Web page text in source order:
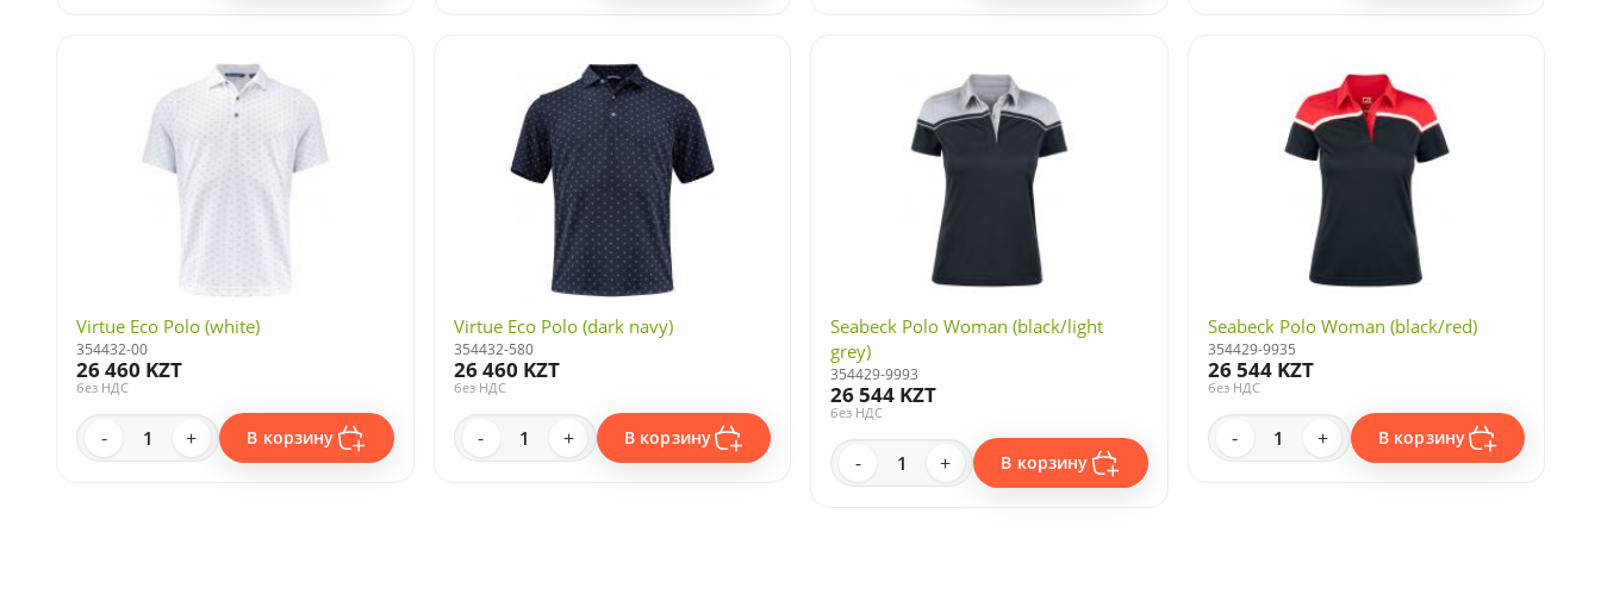
Virtue Eco Polo (white)
354432-00
26 460 KZT
без НДС
- + В корзину
Virtue Eco Polo (dark navy)
354432-580
26 460 KZT
без НДС
- + В корзину
Seabeck Polo Woman (black/light
grey)
354429-9993
26 544 KZT
без НДС
- + В корзину
Seabeck Polo Woman (black/red)
354429-9935
26 544 KZT
без НДС
- + В корзину